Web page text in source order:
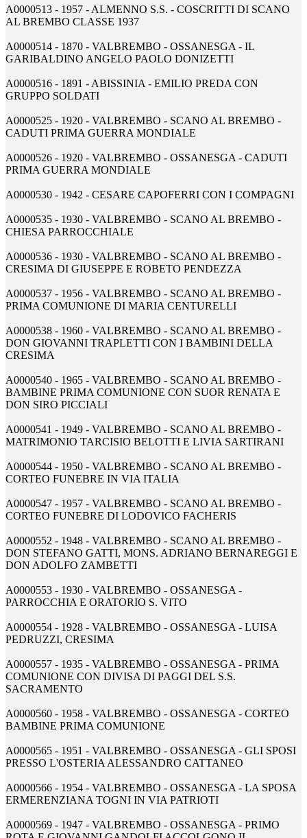
A0000513 - 1957 - ALMENNO S.S. - COSCRITTI DI SCANO
AL BREMBO CLASSE 1937
A0000514 - 1870 - VALBREMBO - OSSANESGA - IL
GARIBALDINO ANGELO PAOLO DONIZETTI
A0000516 - 1891 - ABISSINIA - EMILIO PREDA CON
GRUPPO SOLDATI
A0000525 - 1920 - VALBREMBO - SCANO AL BREMBO -
CADUTI PRIMA GUERRA MONDIALE
A0000526 - 1920 - VALBREMBO - OSSANESGA - CADUTI
PRIMA GUERRA MONDIALE
A0000530 - 1942 - CESARE CAPOFERRI CON I COMPAGNI
A0000535 - 1930 - VALBREMBO - SCANO AL BREMBO -
CHIESA PARROCCHIALE
A0000536 - 1930 - VALBREMBO - SCANO AL BREMBO -
CRESIMA DI GIUSEPPE E ROBETO PENDEZZA
A0000537 - 1956 - VALBREMBO - SCANO AL BREMBO -
PRIMA COMUNIONE DI MARIA CENTURELLI
A0000538 - 1960 - VALBREMBO - SCANO AL BREMBO -
DON GIOVANNI TRAPLETTI CON I BAMBINI DELLA
CRESIMA
A0000540 - 1965 - VALBREMBO - SCANO AL BREMBO -
BAMBINE PRIMA COMUNIONE CON SUOR RENATA E
DON SIRO PICCIALI
A0000541 - 1949 - VALBREMBO - SCANO AL BREMBO -
MATRIMONIO TARCISIO BELOTTI E LIVIA SARTIRANI
A0000544 - 1950 - VALBREMBO - SCANO AL BREMBO -
CORTEO FUNEBRE IN VIA ITALIA
A0000547 - 1957 - VALBREMBO - SCANO AL BREMBO -
CORTEO FUNEBRE DI LODOVICO FACHERIS
A0000552 - 1948 - VALBREMBO - SCANO AL BREMBO -
DON STEFANO GATTI, MONS. ADRIANO BERNAREGGI E
DON ADOLFO ZAMBETTI
A0000553 - 1930 - VALBREMBO - OSSANESGA -
PARROCCHIA E ORATORIO S. VITO
A0000554 - 1928 - VALBREMBO - OSSANESGA - LUISA
PEDRUZZI, CRESIMA
A0000557 - 1935 - VALBREMBO - OSSANESGA - PRIMA
COMUNIONE CON DIVISA DI PAGGI DEL S.S.
SACRAMENTO
A0000560 - 1958 - VALBREMBO - OSSANESGA - CORTEO
BAMBINE PRIMA COMUNIONE
A0000565 - 1951 - VALBREMBO - OSSANESGA - GLI SPOSI
PRESSO L'OSTERIA ALESSANDRO CATTANEO
A0000566 - 1954 - VALBREMBO - OSSANESGA - LA SPOSA
ERMERENZIANA TOGNI IN VIA PATRIOTI
A0000569 - 1947 - VALBREMBO - OSSANESGA - PRIMO